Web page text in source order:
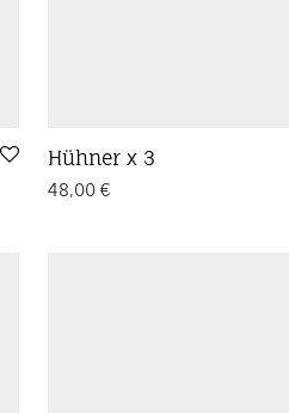
Hühner x 3
48,00€